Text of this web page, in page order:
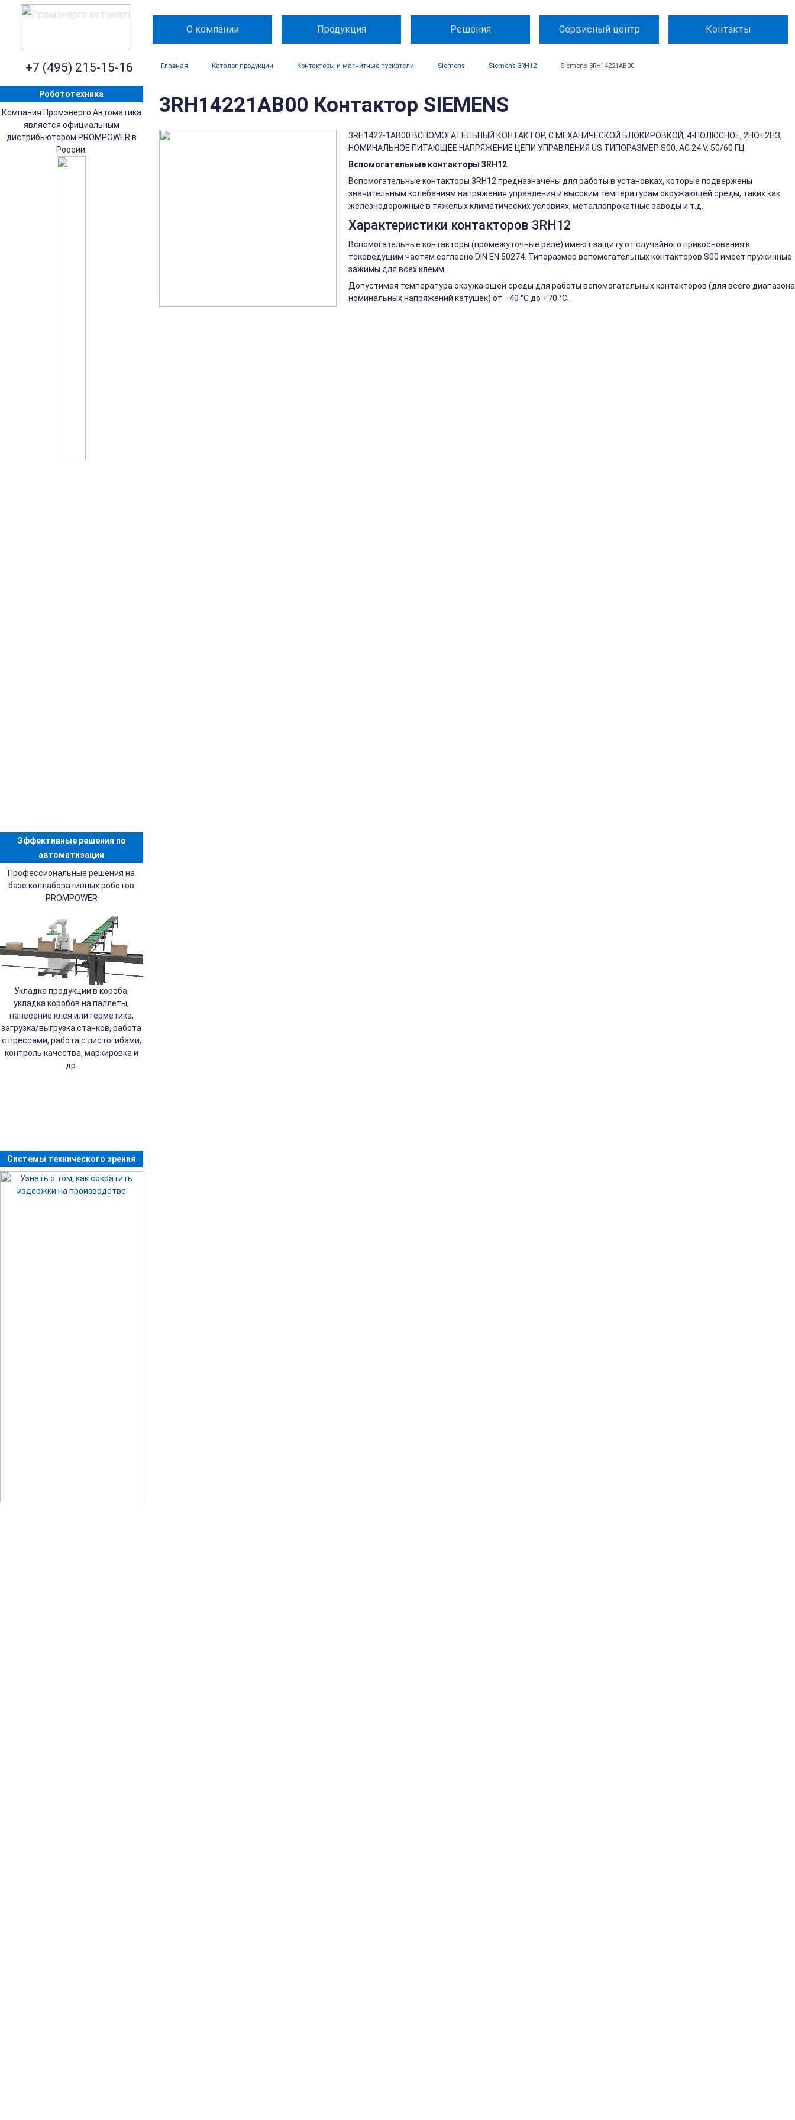
О компании Продукция Решения Сервисный центр Контакты
+7 (495) 215-15-16 Главная Каталог продукции Контакторы и магнитные пускатели Siemens Siemens 3RH12 Siemens 3RH14221AB00
Робототехника
Компания Промэнерго Автоматика
является официальным
дистрибьютором PROMPOWER в
России.
Эффективные решения по
автоматизации
Профессиональные решения на
базе коллаборативных роботов
PROMPOWER
Укладка продукции в короба,
укладка коробов на паллеты,
нанесение клея или герметика,
загрузка/выгрузка станков, работа
с прессами, работа с листогибами,
контроль качества, маркировка и
др.
Системы технического зрения
3RH14221AB00 Контактор SIEMENS
3RH1422-1AB00 ВСПОМОГАТЕЛЬНЫЙ КОНТАКТОР, С МЕХАНИЧЕСКОЙ БЛОКИРОВКОЙ, 4-ПОЛЮСНОЕ, 2НO+2НЗ,
НОМИНАЛЬНОЕ ПИТАЮЩЕЕ НАПРЯЖЕНИЕ ЦЕПИ УПРАВЛЕНИЯ US ТИПОРАЗМЕР S00, AC 24 V, 50/60 ГЦ
Вспомогательные контакторы 3RH12
Вспомогательные контакторы 3RH12 предназначены для работы в установках, которые подвержены
значительным колебаниям напряжения управления и высоким температурам окружающей среды, таких как
железнодорожные в тяжелых климатических условиях, металлопрокатные заводы и т.д.
Характеристики контакторов 3RH12
Вспомогательные контакторы (промежуточные реле) имеют защиту от случайного прикосновения к
токоведущим частям согласно DIN EN 50274. Типоразмер вспомогательных контакторов S00 имеет пружинные
зажимы для всех клемм.
Допустимая температура окружающей среды для работы вспомогательных контакторов (для всего диапазона
номинальных напряжений катушек) от –40 °C до +70 °C.